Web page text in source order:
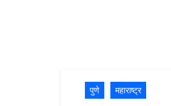
पुणे महाराष्ट्र